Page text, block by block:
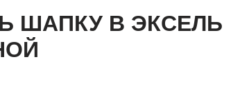
ШАПКУ В ЭКСЕЛЬ